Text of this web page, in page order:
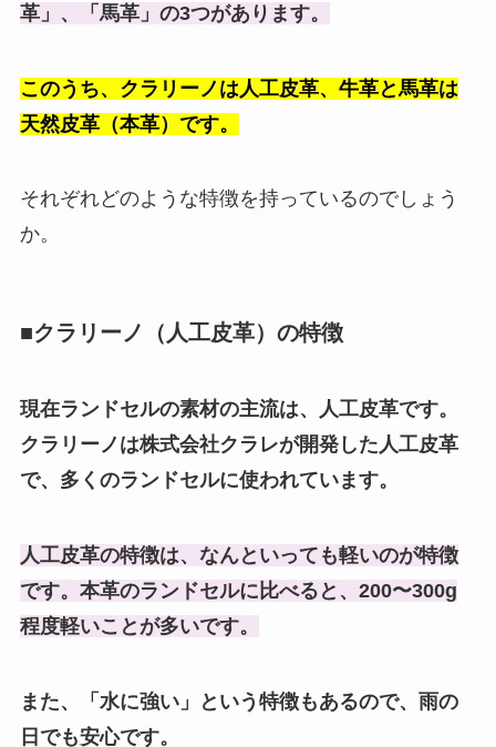
革」、「馬革」の3つがあります。
このうち、クラリーノは人工皮革、牛革と馬革は
天然皮革（本革）です。
それぞれどのような特徴を持っているのでしょう
か。
■クラリーノ（人工皮革）の特徴
現在ランドセルの素材の主流は、人工皮革です。
クラリーノは株式会社クラレが開発した人工皮革
で、多くのランドセルに使われています。
人工皮革の特徴は、なんといっても軽いのが特徴
です。本革のランドセルに比べると、200〜300g
程度軽いことが多いです。
また、「水に強い」という特徴もあるので、雨の
日でも安心です。